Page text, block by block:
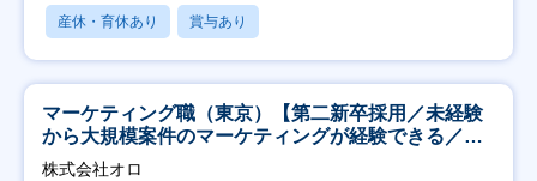
産休・育休あり 賞与あり
マーケティング職（東京）【第二新卒採用／未経験
から大規模案件のマーケティングが経験できる／研
修充実】
株式会社オロ